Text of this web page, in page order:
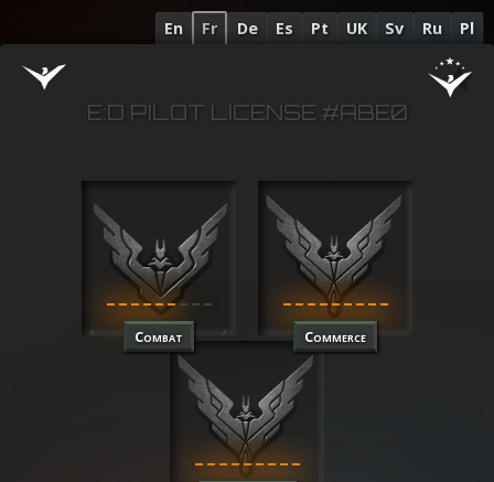
En Fr De Es Pt UK Sv Ru Pl
E:D PILOT LICENSE #ABE0
Combat Commerce